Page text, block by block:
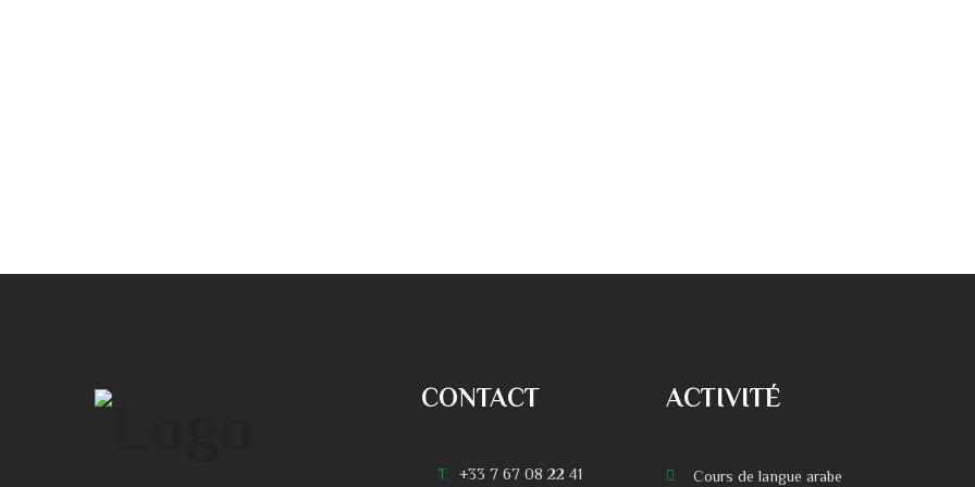
CONTACT
T: +33 7 67 08 22 41
ACTIVITÉ
Cours de langue arabe